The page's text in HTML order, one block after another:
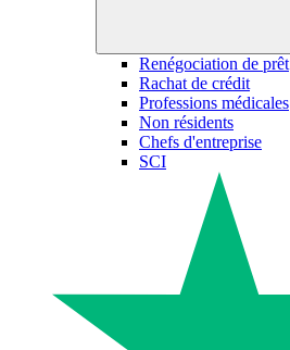
Renégociation de prêt
Rachat de crédit
Professions médicales
Non résidents
Chefs d'entreprise
SCI